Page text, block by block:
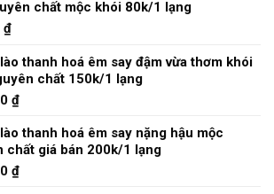
chất mộc khói 80k/1 lạng
₫
thanh hoá êm say đậm vừa thơm khói
chất 150k/1 lạng
₫
thanh hoá êm say nặng hậu mộc
chất giá bán 200k/1 lạng
₫